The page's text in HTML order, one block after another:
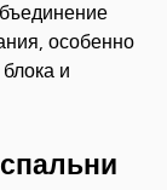
особенно
и